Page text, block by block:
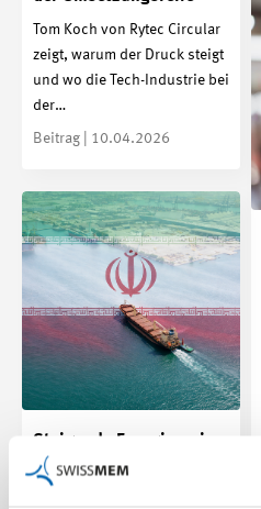
Tom Koch von Rytec Circular
zeigt, warum der Druck steigt
und wo die Tech-Industrie bei
der…
Beitrag | 10.04.2026
Steigende Energiepreise:
Wie stark trifft der